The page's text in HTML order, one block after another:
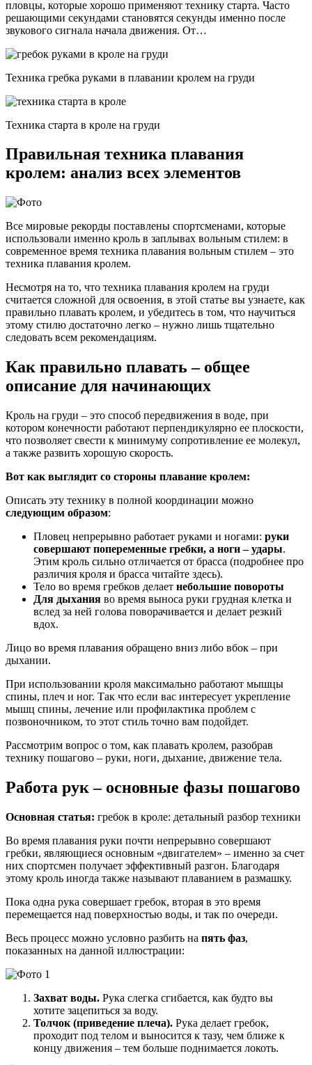
пловцы, которые хорошо применяют технику старта. Часто
решающими секундами становятся секунды именно после
звукового сигнала начала движения. От…
Техника гребка руками в плавании кролем на груди
Техника старта в кроле на груди
Правильная техника плавания
кролем: анализ всех элементов
Все мировые рекорды поставлены спортсменами, которые
использовали именно кроль в заплывах вольным стилем: в
современное время техника плавания вольным стилем – это
техника плавания кролем.
Несмотря на то, что техника плавания кролем на груди
считается сложной для освоения, в этой статье вы узнаете, как
правильно плавать кролем, и убедитесь в том, что научиться
этому стилю достаточно легко – нужно лишь тщательно
следовать всем рекомендациям.
Как правильно плавать – общее
описание для начинающих
Кроль на груди – это способ передвижения в воде, при
котором конечности работают перпендикулярно ее плоскости,
что позволяет свести к минимуму сопротивление ее молекул,
а также развить хорошую скорость.
Вот как выглядит со стороны плавание кролем:
Описать эту технику в полной координации можно
следующим образом:
Пловец непрерывно работает руками и ногами: руки
совершают попеременные гребки, а ноги – удары.
Этим кроль сильно отличается от брасса (подробнее про
различия кроля и брасса читайте здесь).
Тело во время гребков делает небольшие повороты
Для дыхания во время выноса руки грудная клетка и
вслед за ней голова поворачивается и делает резкий
вдох.
Лицо во время плавания обращено вниз либо вбок – при
дыхании.
При использовании кроля максимально работают мышцы
спины, плеч и ног. Так что если вас интересует укрепление
мышц спины, лечение или профилактика проблем с
позвоночником, то этот стиль точно вам подойдет.
Рассмотрим вопрос о том, как плавать кролем, разобрав
технику пошагово – руки, ноги, дыхание, движение тела.
Работа рук – основные фазы пошагово
Основная статья: гребок в кроле: детальный разбор техники
Во время плавания руки почти непрерывно совершают
гребки, являющиеся основным «двигателем» – именно за счет
них спортсмен получает эффективный разгон. Благодаря
этому кроль иногда также называют плаванием в размашку.
Пока одна рука совершает гребок, вторая в это время
перемещается над поверхностью воды, и так по очереди.
Весь процесс можно условно разбить на пять фаз,
показанных на данной иллюстрации:
Захват воды. Рука слегка сгибается, как будто вы
хотите зацепиться за воду.
Толчок (приведение плеча). Рука делает гребок,
проходит под телом и выносится к тазу, чем ближе к
концу движения – тем больше поднимается локоть.